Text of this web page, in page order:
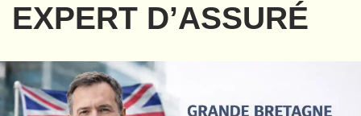
EXPERT D’ASSURÉ